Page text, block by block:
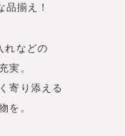
揃え！
れなどの
実。
寄り添える
を。